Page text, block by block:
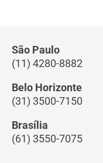
São Paulo
(11) 4280-8882
Belo Horizonte
(31) 3500-7150
Brasília
(61) 3550-7075